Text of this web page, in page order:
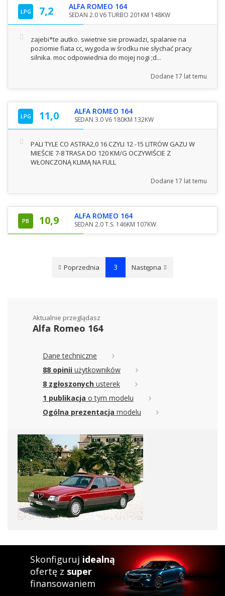
LPG 7,2 ALFA ROMEO 164
SEDAN 2.0 V6 TURBO 201KM 148KW
zajebi*te autko. swietnie sie prowadzi, spalanie na
poziomie fiata cc, wygoda w środku nie słychać pracy
silnika. moc odpowiednia do mojej nogi ;d...
Dodane 17 lat temu
LPG 11,0 ALFA ROMEO 164
SEDAN 3.0 V6 180KM 132KW
PALI TYLE CO ASTRA2,0 16 CZYLI 12 -15 LITRÓW GAZU W
MIEŚCIE 7-8 TRASA DO 120 KM/G OCZYWIŚCIE Z
WŁONCZONĄ KLIMĄ NA FULL
Dodane 17 lat temu
PB 10,9 ALFA ROMEO 164
SEDAN 2.0 T.S. 146KM 107KW
Poprzednia 3 Następna
Aktualnie przeglądasz
Alfa Romeo 164
Dane techniczne
88 opinii użytkowników
8 zgłoszonych usterek
1 publikacja o tym modelu
Ogólna prezentacja modelu
Skonfiguruj idealną
ofertę z super
finansowaniem